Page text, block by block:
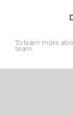
To learn more
team.